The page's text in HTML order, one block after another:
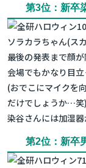
第3位：新卒
ソラカラちゃん(ス
最後の発表まで顔
会場でもかなり目
(おでこにマイクを
だけでしょうか…笑)
染谷さんには加湿器
第2位：新卒